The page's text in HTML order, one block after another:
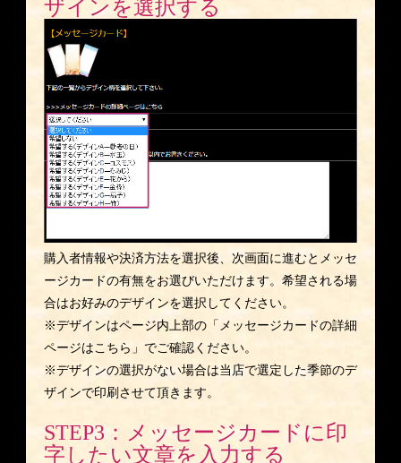
ザインを選択する
購入者情報や決済方法を選択後、次画面に進むとメッセ
ージカードの有無をお選びいただけます。希望される場
合はお好みのデザインを選択してください。
※デザインはページ内上部の「メッセージカードの詳細
ページはこちら」でご確認ください。
※デザインの選択がない場合は当店で選定した季節のデ
ザインで印刷させて頂きます。
STEP3：メッセージカードに印
字したい文章を入力する